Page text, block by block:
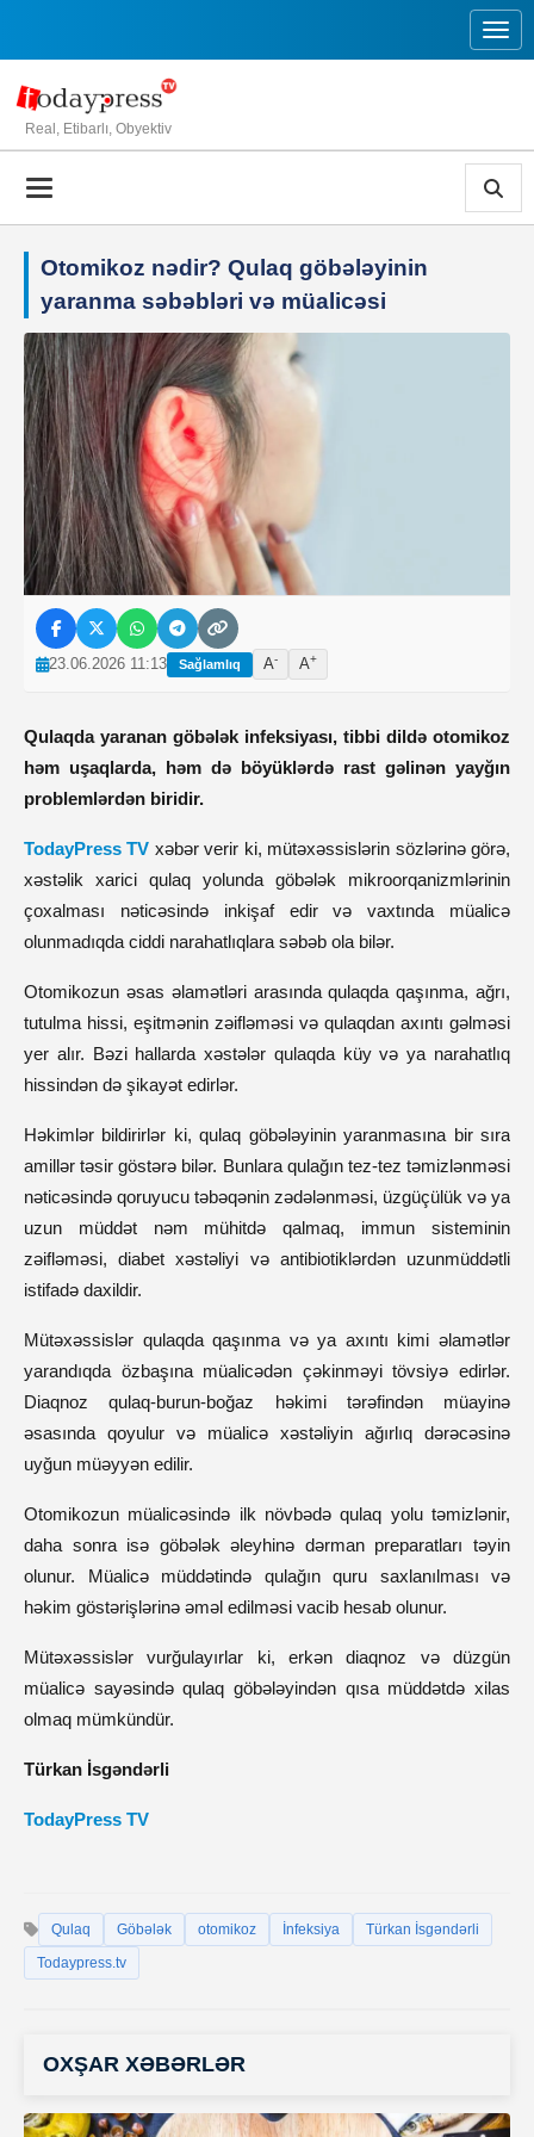
Real, Etibarlı, Obyektiv
Otomikoz nədir? Qulaq göbələyinin
yaranma səbəbləri və müalicəsi
23.06.2026 11:13 Sağlamlıq A- A+
Qulaqda yaranan göbələk infeksiyası, tibbi dildə otomikoz
həm uşaqlarda, həm də böyüklərdə rast gəlinən yayğın
problemlərdən biridir.
TodayPress TV xəbər verir ki, mütəxəssislərin sözlərinə görə,
xəstəlik xarici qulaq yolunda göbələk mikroorqanizmlərinin
çoxalması nəticəsində inkişaf edir və vaxtında müalicə
olunmadıqda ciddi narahatlıqlara səbəb ola bilər.
Otomikozun əsas əlamətləri arasında qulaqda qaşınma, ağrı,
tutulma hissi, eşitmənin zəifləməsi və qulaqdan axıntı gəlməsi
yer alır. Bəzi hallarda xəstələr qulaqda küy və ya narahatlıq
hissindən də şikayət edirlər.
Həkimlər bildirirlər ki, qulaq göbələyinin yaranmasına bir sıra
amillər təsir göstərə bilər. Bunlara qulağın tez-tez təmizlənməsi
nəticəsində qoruyucu təbəqənin zədələnməsi, üzgüçülük və ya
uzun müddət nəm mühitdə qalmaq, immun sisteminin
zəifləməsi, diabet xəstəliyi və antibiotiklərdən uzunmüddətli
istifadə daxildir.
Mütəxəssislər qulaqda qaşınma və ya axıntı kimi əlamətlər
yarandıqda özbaşına müalicədən çəkinməyi tövsiyə edirlər.
Diaqnoz qulaq-burun-boğaz həkimi tərəfindən müayinə
əsasında qoyulur və müalicə xəstəliyin ağırlıq dərəcəsinə
uyğun müəyyən edilir.
Otomikozun müalicəsində ilk növbədə qulaq yolu təmizlənir,
daha sonra isə göbələk əleyhinə dərman preparatları təyin
olunur. Müalicə müddətində qulağın quru saxlanılması və
həkim göstərişlərinə əməl edilməsi vacib hesab olunur.
Mütəxəssislər vurğulayırlar ki, erkən diaqnoz və düzgün
müalicə sayəsində qulaq göbələyindən qısa müddətdə xilas
olmaq mümkündür.
Türkan İsgəndərli
TodayPress TV
Qulaq Göbələk otomikoz İnfeksiya
Türkan İsgəndərli
Todaypress.tv
OXŞAR XƏBƏRLƏR